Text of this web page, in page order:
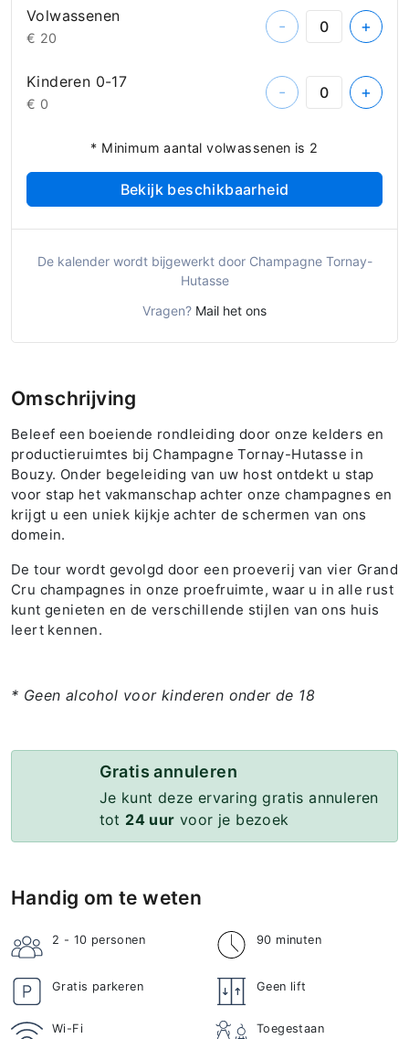
Volwassenen
€ 20
- +
Kinderen 0-17
€ 0
- +
* Minimum aantal volwassenen is 2
Bekijk beschikbaarheid
De kalender wordt bijgewerkt door Champagne Tornay-
Hutasse
Vragen? Mail het ons
Omschrijving
Beleef een boeiende rondleiding door onze kelders en
productieruimtes bij Champagne Tornay-Hutasse in
Bouzy. Onder begeleiding van uw host ontdekt u stap
voor stap het vakmanschap achter onze champagnes en
krijgt u een uniek kijkje achter de schermen van ons
domein.
De tour wordt gevolgd door een proeverij van vier Grand
Cru champagnes in onze proefruimte, waar u in alle rust
kunt genieten en de verschillende stijlen van ons huis
leert kennen.
* Geen alcohol voor kinderen onder de 18
Gratis annuleren
Je kunt deze ervaring gratis annuleren
tot 24 uur voor je bezoek
Handig om te weten
2 - 10 personen 90 minuten
Gratis parkeren Geen lift
Wi-Fi Toegestaan